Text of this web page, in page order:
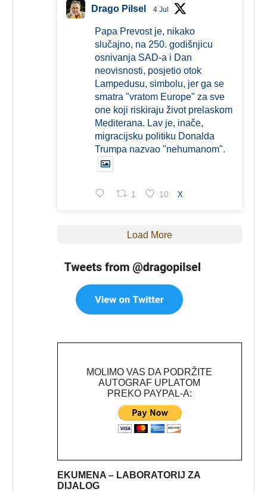
Drago Pilsel 4 Jul
Papa Prevost je, nikako
slučajno, na 250. godišnjicu
osnivanja SAD-a i Dan
neovisnosti, posjetio otok
Lampedusu, simbolu, jer ga se
smatra "vratom Europe" za sve
one koji riskiraju život prelaskom
Mediterana. Lav je, inače,
migracijsku politiku Donalda
Trumpa nazvao "nehumanom".
1 10 X
Load More
MOLIMO VAS DA PODRŽITE
AUTOGRAF UPLATOM
PREKO PAYPAL-A:
EKUMENA – LABORATORIJ ZA
DIJALOG